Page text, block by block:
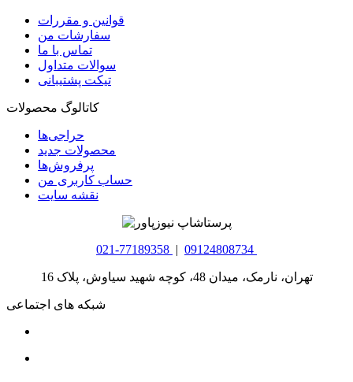
قوانین و مقررات
سفارشات من
تماس با ما
سوالات متداول
تیکت پشتیبانی
کاتالوگ محصولات
حراجی‌ها
محصولات جدید
پرفروش‌ها
حساب کاربری من
نقشه سایت
021-77189358 | 09124808734
تهران، نارمک، میدان 48، کوچه شهید سیاوش، پلاک 16
شبکه های اجتماعی